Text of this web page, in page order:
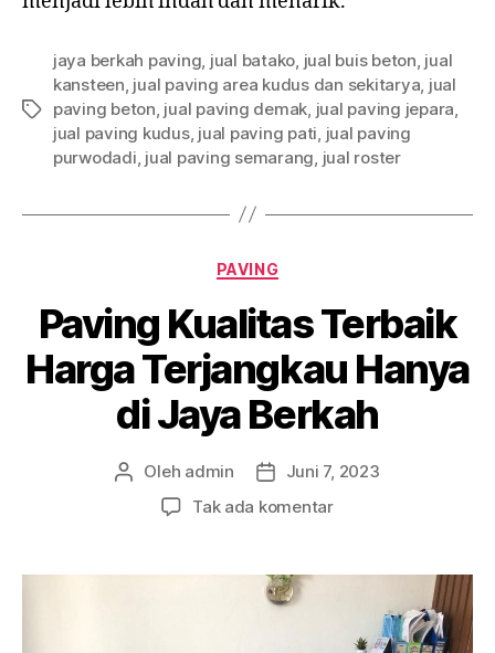
Tag
jaya berkah paving jual batako jual buis beton jual
kansteen jual paving area kudus dan sekitarya jual
paving beton jual paving demak jual paving jepara
jual paving kudus, jual paving pati jual paving
purwodadi jual paving semarang jual roster
Kategori
PAVING
Paving Kualitas Terbaik
Harga Terjangkau Hanya
di Jaya Berkah
Penulis
artikel
Oleh admin
Tanggal
Juni 7, 2023
Tak ada komentarpada
Terbaik
Terjangkau